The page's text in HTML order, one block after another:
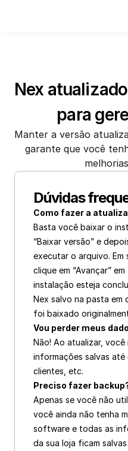
Nex
para
Manter a versão
garante que você
Dúvidas
Como fazer a
Basta você baixar o
“Baixar versão” e
executar o arquivo. Em
clique em “Avançar”
instalação esteja
Nex salvo na pasta em
foi baixado
Vou perder meus
Não! Ao atualizar, você
informações salvas até
clientes, etc.
Preciso fazer
Apenas se você não
você ainda não tenha
software e todas as
da sua loja ficam